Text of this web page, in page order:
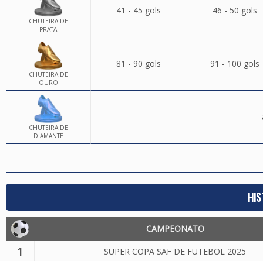
CHUTEIRA DE
PRATA
41 - 45 gols 46 - 50 gols
CHUTEIRA DE
OURO
81 - 90 gols 91 - 100 gols
CHUTEIRA DE
DIAMANTE
CAMPEONATO
1 SUPER COPA SAF DE FUTEBOL 2025